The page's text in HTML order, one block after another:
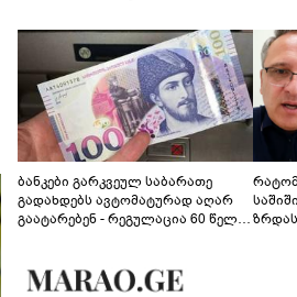
ბანკები გარკვეულ საბარათე
გადახდებს ავტომატურად აღარ
გაატარებენ - რეგულაცია 60 წელს